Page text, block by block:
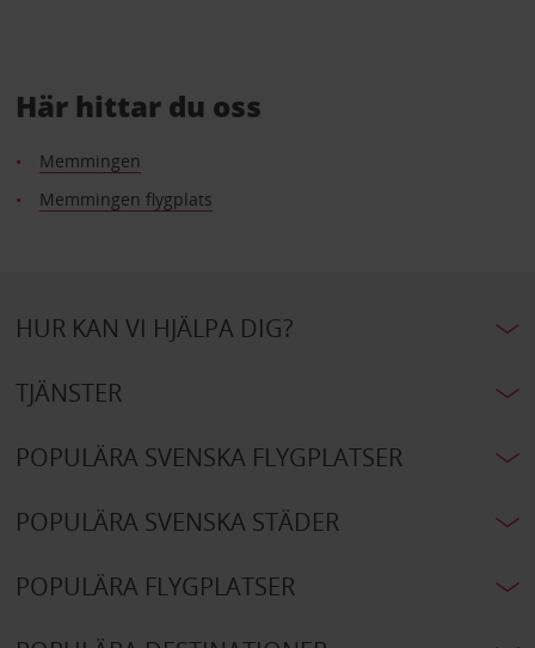
Här hittar du oss
Memmingen
Memmingen flygplats
HUR KAN VI HJÄLPA DIG?
TJÄNSTER
POPULÄRA SVENSKA FLYGPLATSER
POPULÄRA SVENSKA STÄDER
POPULÄRA FLYGPLATSER